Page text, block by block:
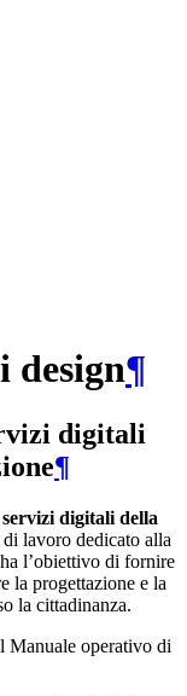
design¶
digitali
¶
digitali della
lavoro dedicato alla
l’obiettivo di fornire
la progettazione e la
la cittadinanza.
Manuale operativo di